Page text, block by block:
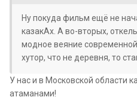
Ну покуда фильм ещё не
казакАх. А во-вторых,
модное веяние современной
хутор, что не деревня, то
У нас и в Московской области
атаманами!